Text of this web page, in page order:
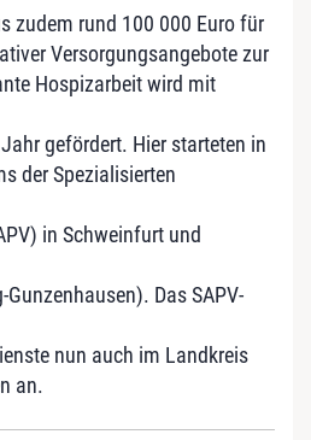
zudem rund 100 000 Euro für
Versorgungsangebote zur
Hospizarbeit wird mit
gefördert. Hier starteten in
der Spezialisierten
in Schweinfurt und
Das SAPV-
nun auch im Landkreis
an.